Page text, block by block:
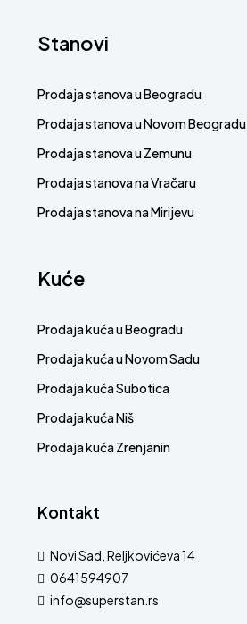
Stanovi
Prodaja stanova u Beogradu
Prodaja stanova u Novom Beogradu
Prodaja stanova u Zemunu
Prodaja stanova na Vračaru
Prodaja stanova na Mirijevu
Kuće
Prodaja kuća u Beogradu
Prodaja kuća u Novom Sadu
Prodaja kuća Subotica
Prodaja kuća Niš
Prodaja kuća Zrenjanin
Kontakt
Novi Sad, Reljkovićeva 14
0641594907
info@superstan.rs